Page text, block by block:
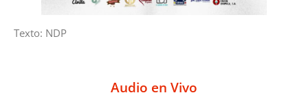
Texto: NDP
Audio en Vivo